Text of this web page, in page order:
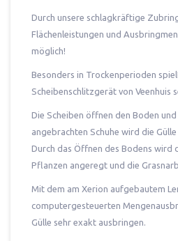
Durch unsere schlagkräftige
Flächenleistungen und
möglich!
Besonders in Trockenperioden
Scheibenschlitzgerät von Veenhuis
Die Scheiben öffnen den Boden
angebrachten Schuhe wird die
Durch das Öffnen des Bodens wird
Pflanzen angeregt und die
Mit dem am Xerion aufgebautem
computergesteuerten
Gülle sehr exakt ausbringen.